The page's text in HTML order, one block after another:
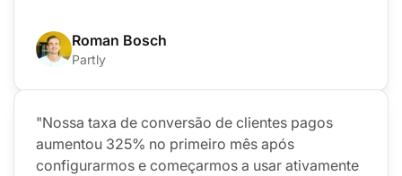
Roman Bosch
Partly
"Nossa taxa de conversão de clientes pagos
aumentou 325% no primeiro mês após
configurarmos e começarmos a usar ativamente